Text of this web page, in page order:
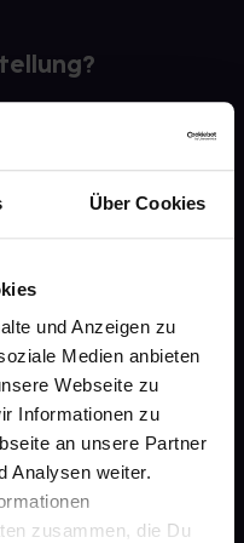
Über Cookies
und Anzeigen zu
Medien anbieten
Webseite zu
Informationen zu
an unsere Partner
Analysen weiter.
zusammen, die Du